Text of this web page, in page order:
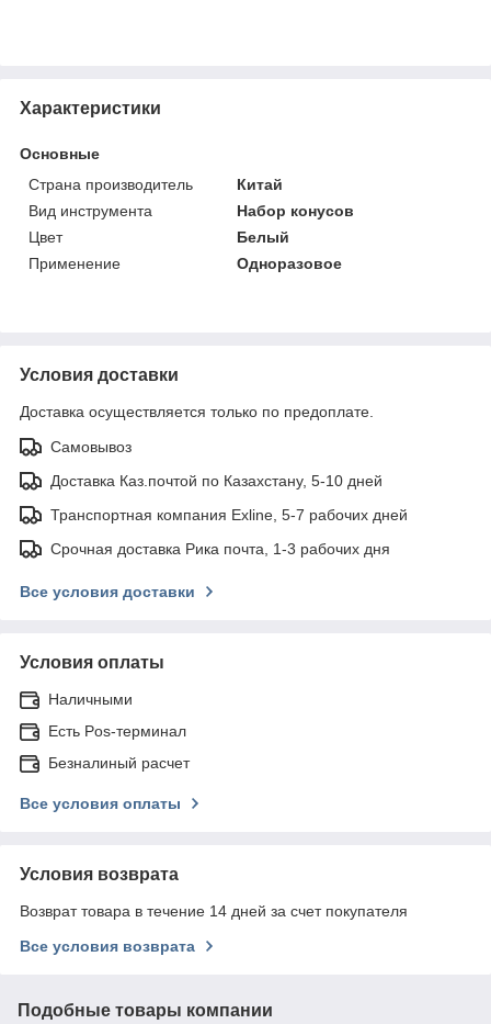
Характеристики
Основные
Страна производитель
Китай
Вид инструмента
Набор конусов
Цвет
Белый
Применение
Одноразовое
Условия доставки
Доставка осуществляется только по предоплате.
Самовывоз
Доставка Каз.почтой по Казахстану, 5-10 дней
Транспортная компания Exline, 5-7 рабочих дней
Срочная доставка Рика почта, 1-3 рабочих дня
Все условия доставки
Условия оплаты
Наличными
Есть Pos-терминал
Безналиный расчет
Все условия оплаты
Условия возврата
Возврат товара в течение 14 дней за счет покупателя
Все условия возврата
Подобные товары компании